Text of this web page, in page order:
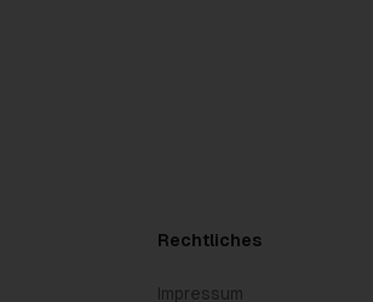
Rechtliches
Impressum